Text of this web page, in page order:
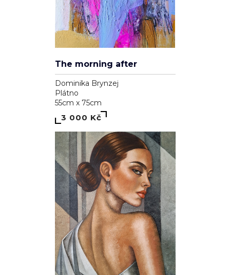
The morning after
Dominika Brynzej
Plátno
55cm x 75cm
3 000 Kč